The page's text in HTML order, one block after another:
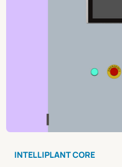
INTELLIPLANT CORE